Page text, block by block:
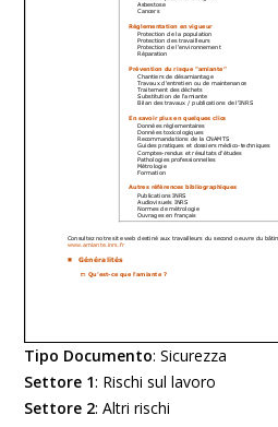
Tipo Documento:Sicurezza
Settore 1: Rischi sul lavoro
Settore 2:Altri rischi